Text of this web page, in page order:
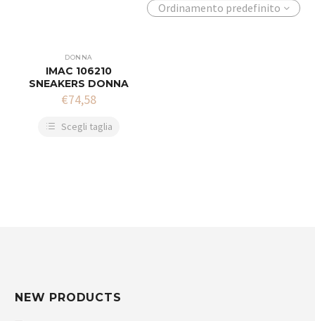
Ordinamento predefinito
DONNA
IMAC 106210
SNEAKERS DONNA
€74,58
Scegli taglia
NEW PRODUCTS